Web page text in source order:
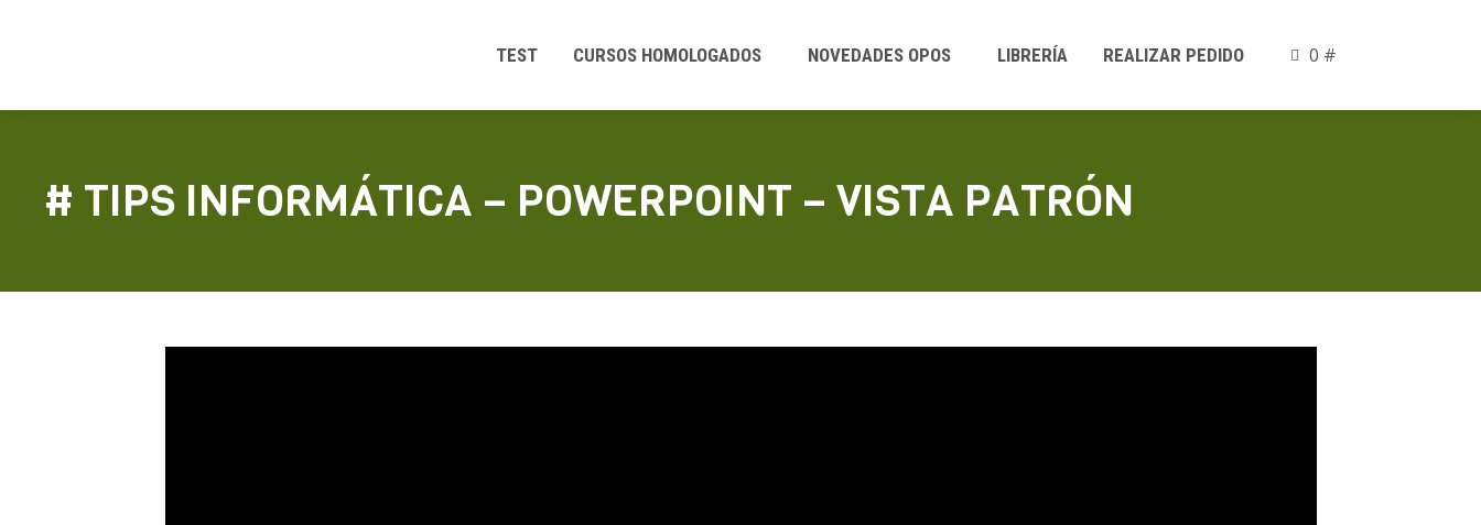
TEST CURSOS HOMOLOGADOS NOVEDADES OPOS LIBRERÍA REALIZAR PEDIDO 0 #
# TIPS INFORMÁTICA – POWERPOINT – VISTA PATRÓN